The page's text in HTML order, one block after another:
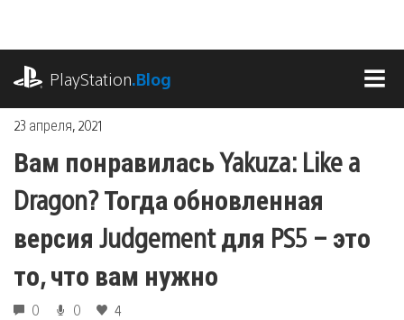
содержимому
PlayStation.Blog
23 апреля, 2021
Вам понравилась Yakuza: Like a
Dragon? Тогда обновленная
версия Judgement для PS5 – это
то, что вам нужно
0 0 4